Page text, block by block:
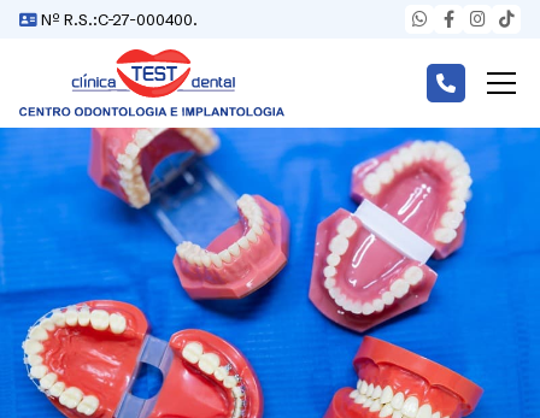
Nº R.S.:C-27-000400.